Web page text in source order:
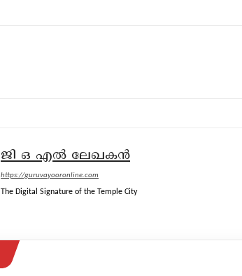
ജി ഒ എൽ ലേഖകൻ
https://guruvayooronline.com
The Digital Signature of the Temple City